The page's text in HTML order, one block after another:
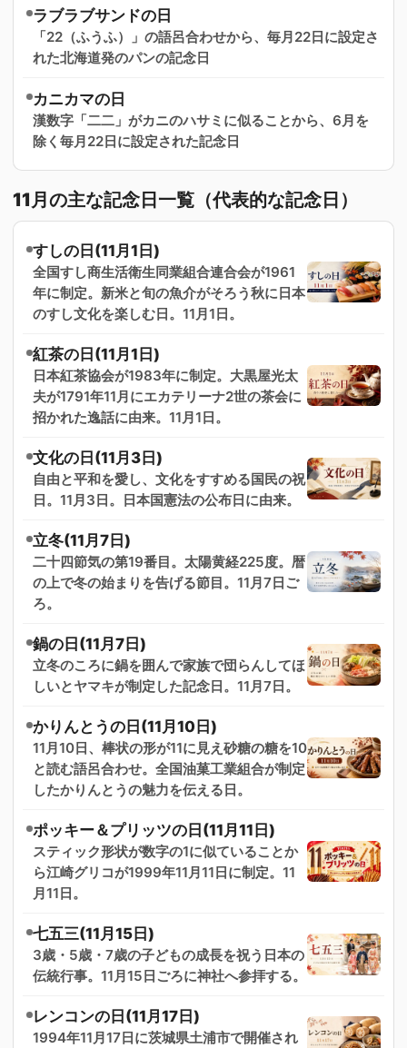
ラブラブサンドの日
「22（ふうふ）」の語呂合わせから、毎月22日に設定さ
れた北海道発のパンの記念日
カニカマの日
漢数字「二二」がカニのハサミに似ることから、6月を
除く毎月22日に設定された記念日
11月の主な記念日一覧（代表的な記念日）
すしの日(11月1日)
全国すし商生活衛生同業組合連合会が1961
年に制定。新米と旬の魚介がそろう秋に日本
のすし文化を楽しむ日。11月1日。
紅茶の日(11月1日)
日本紅茶協会が1983年に制定。大黒屋光太
夫が1791年11月にエカテリーナ2世の茶会に
招かれた逸話に由来。11月1日。
文化の日(11月3日)
自由と平和を愛し、文化をすすめる国民の祝
日。11月3日。日本国憲法の公布日に由来。
立冬(11月7日)
二十四節気の第19番目。太陽黄経225度。暦
の上で冬の始まりを告げる節目。11月7日ご
ろ。
鍋の日(11月7日)
立冬のころに鍋を囲んで家族で団らんしてほ
しいとヤマキが制定した記念日。11月7日。
かりんとうの日(11月10日)
11月10日、棒状の形が11に見え砂糖の糖を10
と読む語呂合わせ。全国油菓工業組合が制定
したかりんとうの魅力を伝える日。
ポッキー＆プリッツの日(11月11日)
スティック形状が数字の1に似ていることか
ら江崎グリコが1999年11月11日に制定。11
月11日。
七五三(11月15日)
3歳・5歳・7歳の子どもの成長を祝う日本の
伝統行事。11月15日ごろに神社へ参拝する。
レンコンの日(11月17日)
1994年11月17日に茨城県土浦市で開催され